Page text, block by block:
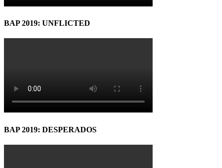
BAP 2019: UNFLICTED
BAP 2019: DESPERADOS